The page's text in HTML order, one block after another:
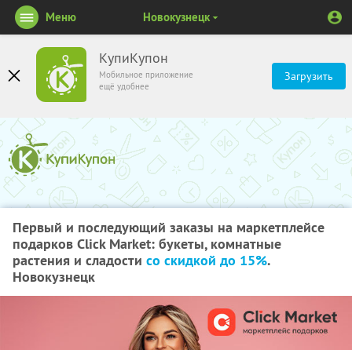
КупиКупон
Мобильное приложение
ещё удобнее
Загрузить
Меню Новокузнецк
Первый и последующий заказы на маркетплейсе
подарков Click Market: букеты, комнатные
растения и сладости со скидкой до 15%.
Новокузнецк